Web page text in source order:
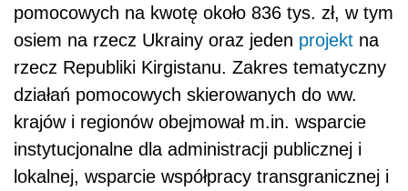
pomocowych na kwotę około 836 tys. zł, w tym
osiem na rzecz Ukrainy oraz jeden projekt na
rzecz Republiki Kirgistanu. Zakres tematyczny
działań pomocowych skierowanych do ww.
krajów i regionów obejmował m.in. wsparcie
instytucjonalne dla administracji publicznej i
lokalnej, wsparcie współpracy transgranicznej i